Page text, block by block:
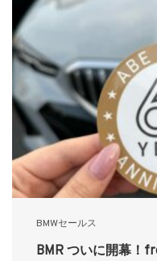
BMWセールス
BMR ついに開幕！